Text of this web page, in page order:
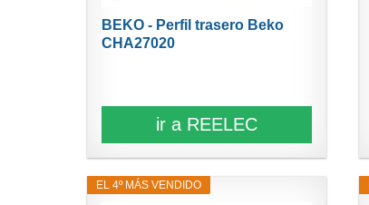
BEKO - Perfil trasero Beko
CHA27020
ir a REELEC
EL 4º MÁS VENDIDO